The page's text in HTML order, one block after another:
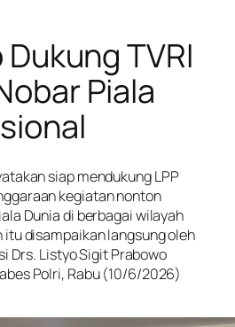
TVRI
Piala
siap mendukung LPP
kegiatan nonton
Dunia di berbagai wilayah
itu disampaikan langsung oleh
Drs. Listyo Sigit Prabowo
Polri, Rabu (10/6/2026)